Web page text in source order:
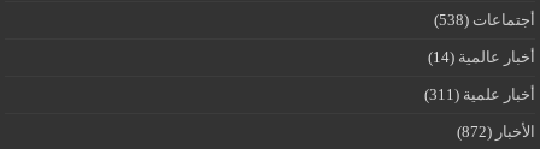
أجتماعات (538)
أخبار عالمية (14)
أخبار علمية (311)
الأخبار (872)